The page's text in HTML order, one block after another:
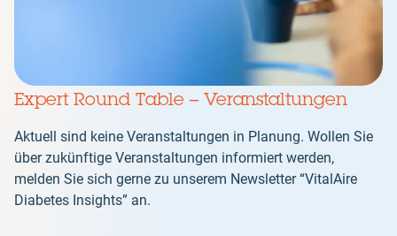
Expert Round Table – Veranstaltungen
Aktuell sind keine Veranstaltungen in Planung. Wollen Sie
über zukünftige Veranstaltungen informiert werden,
melden Sie sich gerne zu unserem Newsletter “VitalAire
Diabetes Insights” an.